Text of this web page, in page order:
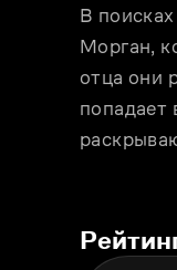
В
Морган,
отца они
попадает